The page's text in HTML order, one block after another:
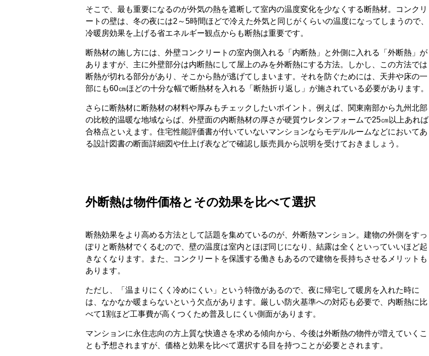
そこで、最も重要になるのが外気の熱を遮断して室内の温度変化を少なくする断熱材。コンクリ
ートの壁は、冬の夜には2～5時間ほどで冷えた外気と同じがくらいの温度になってしまうので、
冷暖房効果を上げる省エネルギー観点からも断熱は重要です。
断熱材の施し方には、外壁コンクリートの室内側入れる「内断熱」と外側に入れる「外断熱」が
ありますが、主に外壁部分は内断熱にして屋上のみを外断熱にする方法。しかし、この方法では
断熱が切れる部分があり、そこから熱が逃げてしまいます。それを防ぐためには、天井や床の一
部にも60㎝ほどの十分な幅で断熱材を入れる「断熱折り返し」が施されている必要があります。
さらに断熱材に断熱材の材料や厚みもチェックしたいポイント。例えば、関東南部から九州北部
の比較的温暖な地域ならば、外壁面の内断熱材の厚さが硬質ウレタンフォームで25㎝以上あれば
合格点といえます。住宅性能評価書が付いていないマンションならモデルルームなどにおいてあ
る設計図書の断面詳細図や仕上げ表などで確認し販売員から説明を受けておきましょう。
外断熱は物件価格とその効果を比べて選択
断熱効果をより高める方法として話題を集めているのが、外断熱マンション。建物の外側をすっ
ぽりと断熱材でくるむので、壁の温度は室内とほぼ同じになり、結露は全くといっていいほど起
きなくなります。また、コンクリートを保護する働きもあるので建物を長持ちさせるメリットも
あります。
ただし、「温まりにくく冷めにくい」という特徴があるので、夜に帰宅して暖房を入れた時に
は、なかなか暖まらないという欠点があります。厳しい防火基準への対応も必要で、内断熱に比
べて1割ほど工事費が高くつくため普及しにくい側面があります。
マンションに永住志向の方上質な快適さを求める傾向から、今後は外断熱の物件が増えていくこ
とも予想されますが、価格と効果を比べて選択する目を持つことが必要とされます。